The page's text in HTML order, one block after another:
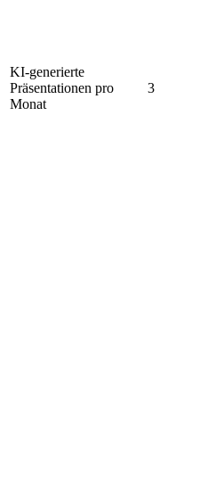
KI-generierte
Präsentationen pro
Monat
3